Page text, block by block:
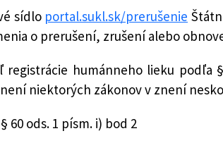
sídlo portal.sukl.sk/prerušenie
o prerušení, zrušení alebo
registrácie humánneho lieku podľa
niektorých zákonov v znení
60 ods. 1 písm. i) bod 2